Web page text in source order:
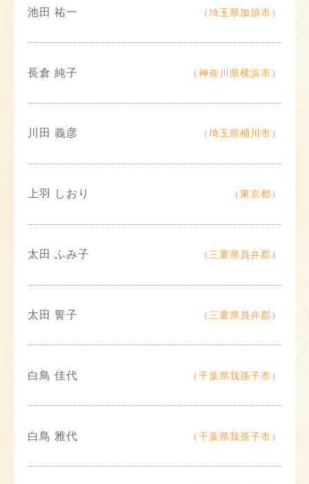
池田 祐一 （埼玉県加須市）
長倉 純子 （神奈川県横浜市）
川田 義彦 （埼玉県桶川市）
上羽 しおり （東京都）
太田 ふみ子 （三重県員弁郡）
太田 誓子 （三重県員弁郡）
白鳥 佳代 （千葉県我孫子市）
白鳥 雅代 （千葉県我孫子市）